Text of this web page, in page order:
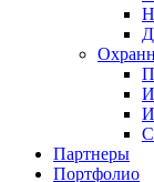
Партнеры
Портфолио